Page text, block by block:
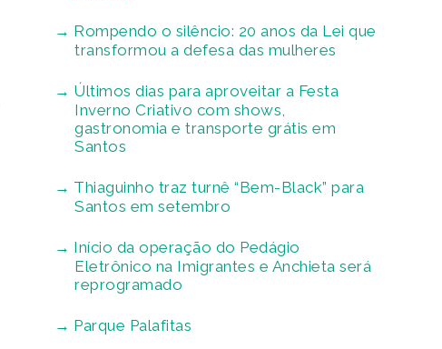
Rompendo o silêncio: 20 anos da Lei que
transformou a defesa das mulheres
Últimos dias para aproveitar a Festa
Inverno Criativo com shows,
gastronomia e transporte grátis em
Santos
Thiaguinho traz turnê “Bem-Black” para
Santos em setembro
Início da operação do Pedágio
Eletrônico na Imigrantes e Anchieta será
reprogramado
Parque Palafitas